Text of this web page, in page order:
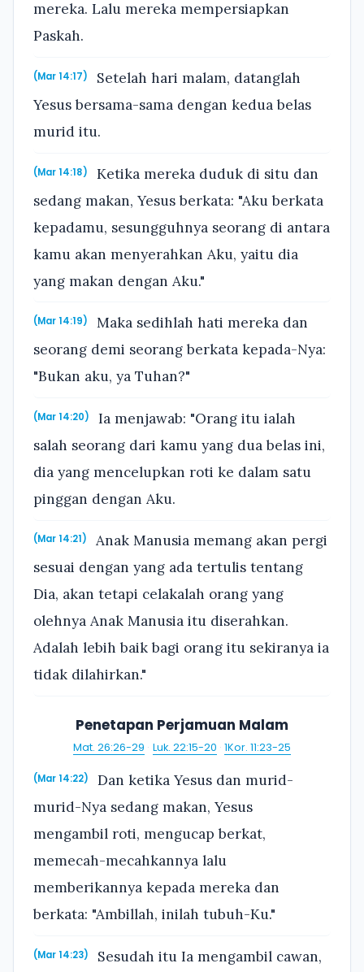
mereka. Lalu mereka mempersiapkan
Paskah.
(Mar 14:17)
Setelah hari malam, datanglah
Yesus bersama-sama dengan kedua belas
murid itu.
(Mar 14:18)
Ketika mereka duduk di situ dan
sedang makan, Yesus berkata: "Aku berkata
kepadamu, sesungguhnya seorang di antara
kamu akan menyerahkan Aku, yaitu dia
yang makan dengan Aku."
(Mar 14:19)
Maka sedihlah hati mereka dan
seorang demi seorang berkata kepada-Nya:
"Bukan aku, ya Tuhan?"
(Mar 14:20)
Ia menjawab: "Orang itu ialah
salah seorang dari kamu yang dua belas ini,
dia yang mencelupkan roti ke dalam satu
pinggan dengan Aku.
(Mar 14:21)
Anak Manusia memang akan pergi
sesuai dengan yang ada tertulis tentang
Dia, akan tetapi celakalah orang yang
olehnya Anak Manusia itu diserahkan.
Adalah lebih baik bagi orang itu sekiranya ia
tidak dilahirkan."
Penetapan Perjamuan Malam
Mat. 26:26-29 · Luk. 22:15-20 · 1Kor. 11:23-25
(Mar 14:22)
Dan ketika Yesus dan murid-
murid-Nya sedang makan, Yesus
mengambil roti, mengucap berkat,
memecah-mecahkannya lalu
memberikannya kepada mereka dan
berkata: "Ambillah, inilah tubuh-Ku."
(Mar 14:23)
Sesudah itu Ia mengambil cawan,